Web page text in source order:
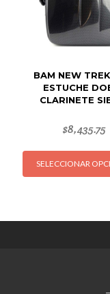
BAM NEW
ESTUCHE
CLARINETE
$8,435.75
SELECCIONAR